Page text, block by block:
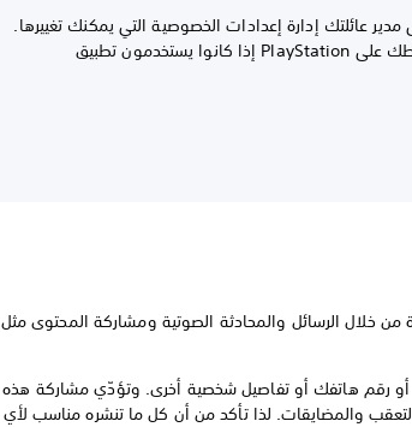
عائلتك إدارة إعدادات الخصوصية التي يمكنك تغييرها.
ويمكن لأولياء الأمور والأوصياء رؤية نشاطك على PlayStation إذا كانوا يستخدمون تطبيق
خلال الرسائل والمحادثة الصوتية ومشاركة المحتوى مثل
رقم هاتفك أو تفاصيل شخصية أخرى. وتؤدّي مشاركة هذه
والمضايقات. لذا تأكد من أن كل ما تنشره مناسب لأي